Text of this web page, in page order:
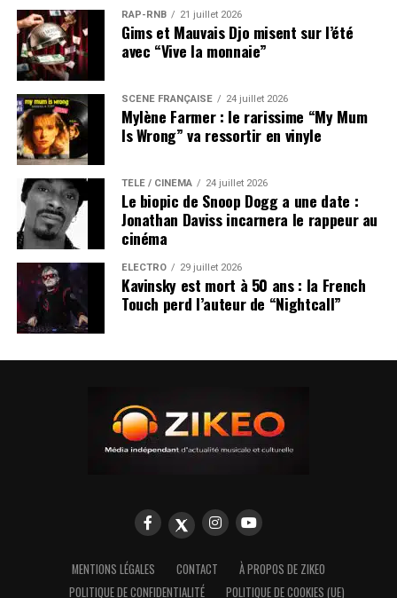
RAP-RNB 21 juillet 2026
Gims et Mauvais Djo misent sur l’été
avec “Vive la monnaie”
SCÈNE FRANÇAISE 24 juillet 2026
Mylène Farmer : le rarissime “My Mum
Is Wrong” va ressortir en vinyle
TÉLÉ / CINÉMA 24 juillet 2026
Le biopic de Snoop Dogg a une date :
Jonathan Daviss incarnera le rappeur au
cinéma
ÉLECTRO 29 juillet 2026
Kavinsky est mort à 50 ans : la French
Touch perd l’auteur de “Nightcall”
MENTIONS LÉGALES CONTACT
À PROPOS DE ZIKEO
POLITIQUE DE CONFIDENTIALITÉ
POLITIQUE DE COOKIES (UE)